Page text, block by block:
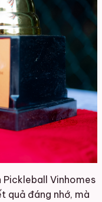
Pickleball Vinhomes
quả đáng nhớ, mà